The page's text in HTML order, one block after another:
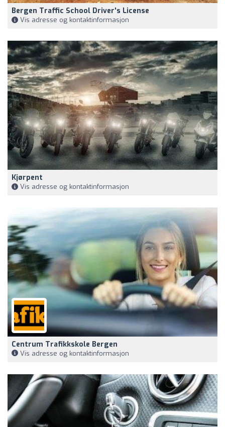
Bergen Traffic School Driver's License
Vis adresse og kontaktinformasjon
Kjørpent
Vis adresse og kontaktinformasjon
Centrum Trafikkskole Bergen
Vis adresse og kontaktinformasjon